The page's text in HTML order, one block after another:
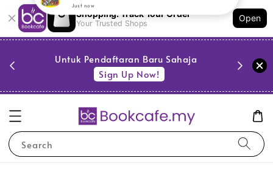
Shopping: Track Your Order
Your Trusted Shops
Open
Untuk Pendaftaran Baru Sahaja
Sign Up Now!
Search